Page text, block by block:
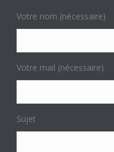
Votre nom (nécessaire)
Votre mail (nécessaire)
Sujet